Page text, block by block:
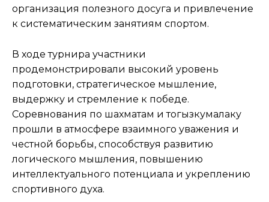
организация полезного досуга и привлечение
к систематическим занятиям спортом.
В ходе турнира участники
продемонстрировали высокий уровень
подготовки, стратегическое мышление,
выдержку и стремление к победе.
Соревнования по шахматам и тогызкумалаку
прошли в атмосфере взаимного уважения и
честной борьбы, способствуя развитию
логического мышления, повышению
интеллектуального потенциала и укреплению
спортивного духа.